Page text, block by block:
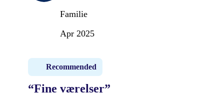
Familie
Apr 2025
Recommended
“Fine værelser”